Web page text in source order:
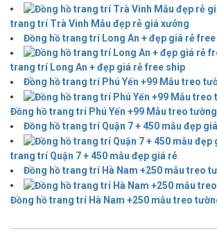
trang trí Trà Vinh Mẫu đẹp rẻ giá xưởng
Đồng hồ trang trí Long An + đẹp giá rẻ
trang trí Long An + đẹp giá rẻ free ship
Đồng hồ trang trí Phú Yến +99 Mẫu treo
Đồng hồ trang trí Phú Yến +99 Mẫu treo
Đồng hồ trang trí Quận 7 + 450 mẫu đẹp
trang trí Quận 7 + 450 mẫu đẹp giá rẻ
Đồng hồ trang trí Hà Nam +250 mẫu treo
Đồng hồ trang trí Hà Nam +250 mẫu treo